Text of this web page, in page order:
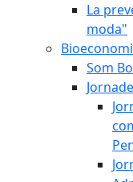
La
moda"
Som